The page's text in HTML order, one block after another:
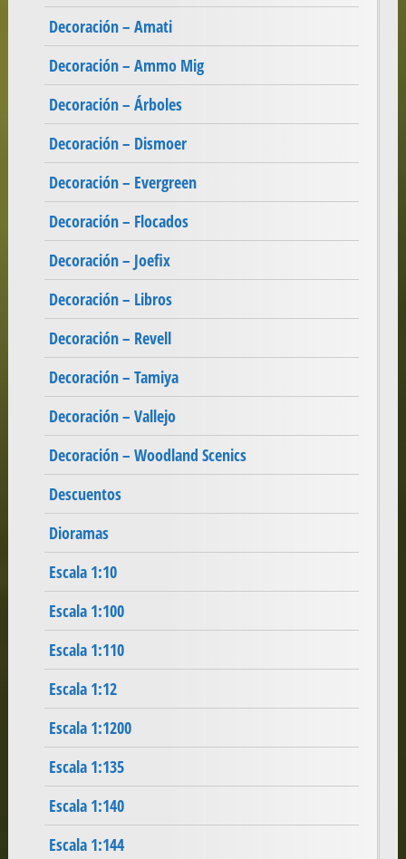
Decoración – Amati
Decoración – Ammo Mig
Decoración – Árboles
Decoración – Dismoer
Decoración – Evergreen
Decoración – Flocados
Decoración – Joefix
Decoración – Libros
Decoración – Revell
Decoración – Tamiya
Decoración – Vallejo
Decoración – Woodland Scenics
Descuentos
Dioramas
Escala 1:10
Escala 1:100
Escala 1:110
Escala 1:12
Escala 1:1200
Escala 1:135
Escala 1:140
Escala 1:144